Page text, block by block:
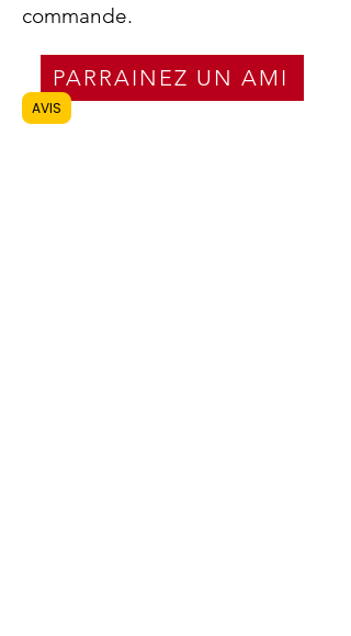
commande.
PARRAINEZ UN AMI
AVIS